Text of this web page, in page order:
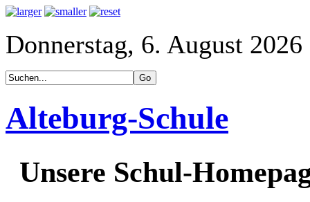
Donnerstag, 6. August 2026
Alteburg-Schule
Unsere Schul-